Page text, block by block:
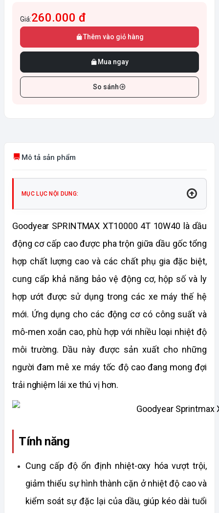
Giá:260.000 đ
Thêm vào giỏ hàng
Mua ngay
So sánh
Mô tả sản phẩm
MỤC LỤC NỘI DUNG:
Goodyear SPRINTMAX XT10000 4T 10W40 là dầu
động cơ cấp cao được pha trộn giữa dầu gốc tổng
hợp chất lượng cao và các chất phụ gia đặc biệt,
cung cấp khả năng bảo vệ động cơ, hộp số và ly
hợp ướt được sử dụng trong các xe máy thế hệ
mới. Ứng dụng cho các động cơ có công suất và
mô-men xoắn cao, phù hợp với nhiều loại nhiệt độ
môi trường. Dầu này được sản xuất cho những
người đam mê xe máy tốc độ cao đang mong đợi
trải nghiệm lái xe thú vị hơn.
Tính năng
Cung cấp độ ổn định nhiệt-oxy hóa vượt trội,
giảm thiểu sự hình thành cặn ở nhiệt độ cao và
kiểm soát sự đặc lại của dầu, giúp kéo dài tuổi